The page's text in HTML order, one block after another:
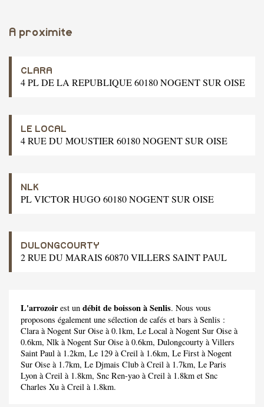
A proximite
CLARA
4 PL DE LA REPUBLIQUE 60180 NOGENT SUR OISE
LE LOCAL
4 RUE DU MOUSTIER 60180 NOGENT SUR OISE
NLK
PL VICTOR HUGO 60180 NOGENT SUR OISE
DULONGCOURTY
2 RUE DU MARAIS 60870 VILLERS SAINT PAUL
L'arrozoirest un débit de boisson à Senlis. Nous vous
proposons également une sélection de cafés et bars à Senlis :
Claraà Nogent Sur Oise à 0.1km, Le Local à Nogent Sur Oise à
0.6km, Nlk à Nogent Sur Oise à 0.6km, Dulongcourty à Villers
Saint Paul à 1.2km, Le 129 à Creil à 1.6km, Le First à Nogent
Sur Oise à 1.7km, Le Djmais Club à Creil à 1.7km, Le Paris
Lyon à Creil à 1.8km, Snc Ren-yao à Creil à 1.8km et Snc
Charles Xu à Creil à 1.8km.